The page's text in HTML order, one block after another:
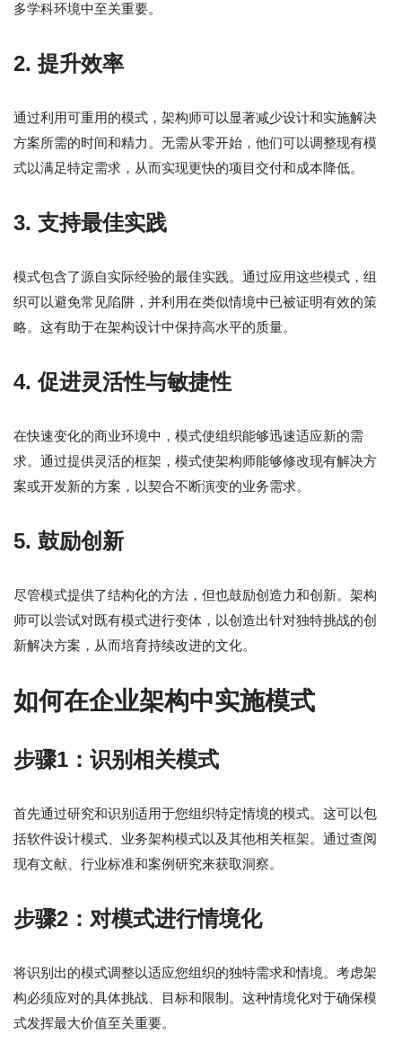
多学科环境中至关重要。
2. 提升效率
通过利用可重用的模式，架构师可以显著减少设计和实施解决
方案所需的时间和精力。无需从零开始，他们可以调整现有模
式以满足特定需求，从而实现更快的项目交付和成本降低。
3. 支持最佳实践
模式包含了源自实际经验的最佳实践。通过应用这些模式，组
织可以避免常见陷阱，并利用在类似情境中已被证明有效的策
略。这有助于在架构设计中保持高水平的质量。
4. 促进灵活性与敏捷性
在快速变化的商业环境中，模式使组织能够迅速适应新的需
求。通过提供灵活的框架，模式使架构师能够修改现有解决方
案或开发新的方案，以契合不断演变的业务需求。
5. 鼓励创新
尽管模式提供了结构化的方法，但也鼓励创造力和创新。架构
师可以尝试对既有模式进行变体，以创造出针对独特挑战的创
新解决方案，从而培育持续改进的文化。
如何在企业架构中实施模式
步骤1：识别相关模式
首先通过研究和识别适用于您组织特定情境的模式。这可以包
括软件设计模式、业务架构模式以及其他相关框架。通过查阅
现有文献、行业标准和案例研究来获取洞察。
步骤2：对模式进行情境化
将识别出的模式调整以适应您组织的独特需求和情境。考虑架
构必须应对的具体挑战、目标和限制。这种情境化对于确保模
式发挥最大价值至关重要。